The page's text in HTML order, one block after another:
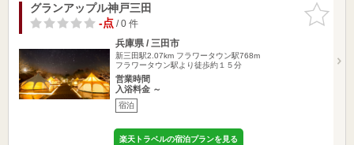
お気に入
りに追加
グランアップル神戸三田
-点/ 0 件
兵庫県 / 三田市
新三田駅2.07km フラワータウン駅768m
フラワータウン駅より徒歩約１５分
営業時間
入浴料金 ～
宿泊
楽天トラベルの宿泊プランを見る